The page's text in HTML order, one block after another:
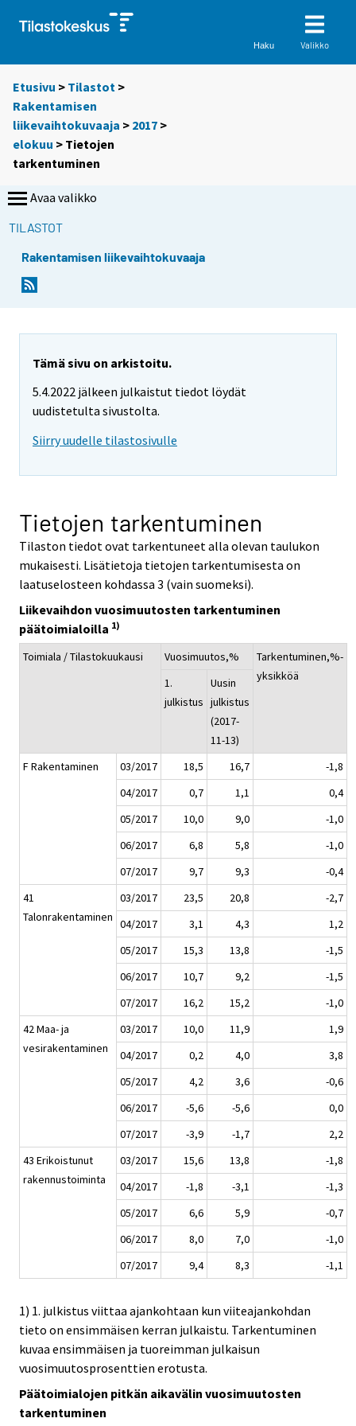
Haku Valikko
Etusivu > Tilastot >
Rakentamisen
liikevaihtokuvaaja > 2017 >
elokuu > Tietojen
tarkentuminen
Avaa valikko
TILASTOT
Rakentamisen liikevaihtokuvaaja
Tämä sivu on arkistoitu.
5.4.2022 jälkeen julkaistut tiedot löydät
uudistetulta sivustolta.
Siirry uudelle tilastosivulle
Tietojen tarkentuminen
Tilaston tiedot ovat tarkentuneet alla olevan taulukon
mukaisesti. Lisätietoja tietojen tarkentumisesta on
laatuselosteen kohdassa 3 (vain suomeksi).
Liikevaihdon vuosimuutosten tarkentuminen
päätoimialoilla 1)
Toimiala / Tilastokuukausi Vuosimuutos,%
Tarkentuminen,%-
yksikköä
1.
julkistus
Uusin
julkistus
(2017-
11-13)
F Rakentaminen
03/2017 18,5 16,7
-1,8
04/2017
0,7 1,1
0,4
05/2017
10,0 9,0
-1,0
06/2017
6,8 5,8
-1,0
07/2017
9,7 9,3
-0,4
41
Talonrakentaminen
03/2017 23,5 20,8
-2,7
04/2017
3,1 4,3
1,2
05/2017
15,3 13,8
-1,5
06/2017
10,7 9,2
-1,5
07/2017
16,2 15,2
-1,0
42 Maa- ja
vesirakentaminen
03/2017 10,0 11,9
1,9
04/2017
0,2 4,0
3,8
05/2017
4,2 3,6
-0,6
06/2017
-5,6 -5,6
0,0
07/2017
-3,9 -1,7
2,2
43 Erikoistunut
rakennustoiminta
03/2017 15,6 13,8
-1,8
04/2017
-1,8 -3,1
-1,3
05/2017
6,6 5,9
-0,7
06/2017
8,0 7,0
-1,0
07/2017
9,4 8,3 -1,1
1) 1. julkistus viittaa ajankohtaan kun viiteajankohdan
tieto on ensimmäisen kerran julkaistu. Tarkentuminen
kuvaa ensimmäisen ja tuoreimman julkaisun
vuosimuutosprosenttien erotusta.
Päätoimialojen pitkän aikavälin vuosimuutosten
tarkentuminen